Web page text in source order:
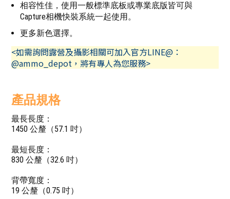
相容性佳，使用一般標準底板或專業底版皆可與
Capture相機快裝系統一起使用。
更多新色選擇。
<如需詢問露營及攝影相關可加入官方LINE@：
@ammo_depot，將有專人為您服務>
產品規格
最長長度：
1450 公釐（57.1 吋）
最短長度：
830 公釐（32.6 吋）
背帶寬度：
19 公釐（0.75 吋）